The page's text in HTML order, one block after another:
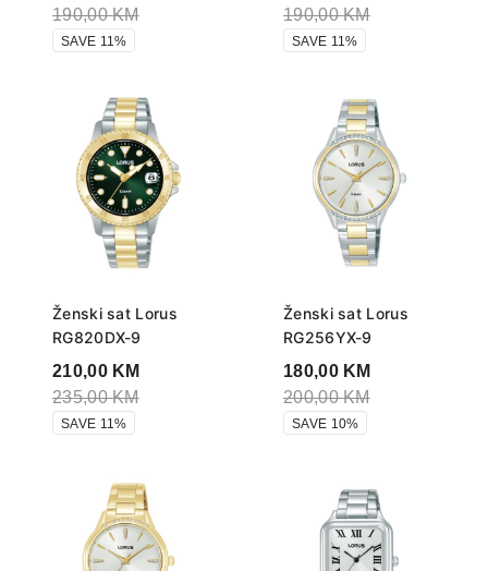
190,00KM
SAVE 11%
190,00KM
SAVE 11%
Ženski sat Lorus
RG820DX-9
210,00 KM
235,00KM
SAVE 11%
Ženski sat Lorus
RG256YX-9
180,00 KM
200,00KM
SAVE 10%